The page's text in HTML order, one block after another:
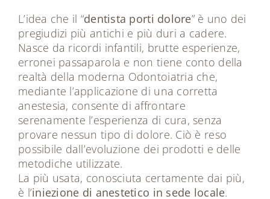
L’idea che il “dentista porti dolore” è uno dei
pregiudizi più antichi e più duri a cadere.
Nasce da ricordi infantili, brutte esperienze,
erronei passaparola e non tiene conto della
realtà della moderna Odontoiatria che,
mediante l’applicazione di una corretta
anestesia, consente di affrontare
serenamente l’esperienza di cura, senza
provare nessun tipo di dolore. Ciò è reso
possibile dall’evoluzione dei prodotti e delle
metodiche utilizzate.
La più usata, conosciuta certamente dai più,
è l’iniezione di anestetico in sede locale.